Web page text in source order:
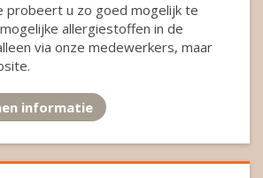
probeert u zo goed mogelijk te
allergiestoffen in de
via onze medewerkers, maar
informatie